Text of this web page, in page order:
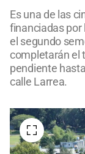
Es una de las
financiadas por
el segundo
completarán el
pendiente
calle Larrea.